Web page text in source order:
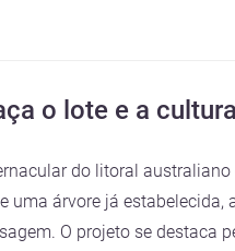
o lote e a
do litoral
uma árvore já
O projeto se destaca